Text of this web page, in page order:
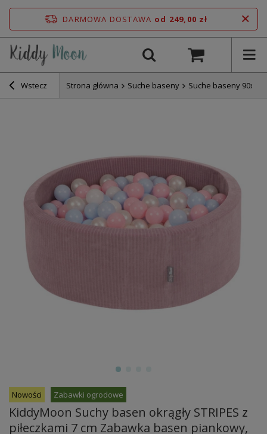
DARMOWA DOSTAWA od 249,00 zł
Wstecz Strona główna Suche baseny Suche baseny 90x30
Nowości Zabawki ogrodowe
KiddyMoon Suchy basen okrągły STRIPES z
piłeczkami 7 cm Zabawka basen piankowy,